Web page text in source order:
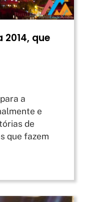
que
a
e
de
que fazem